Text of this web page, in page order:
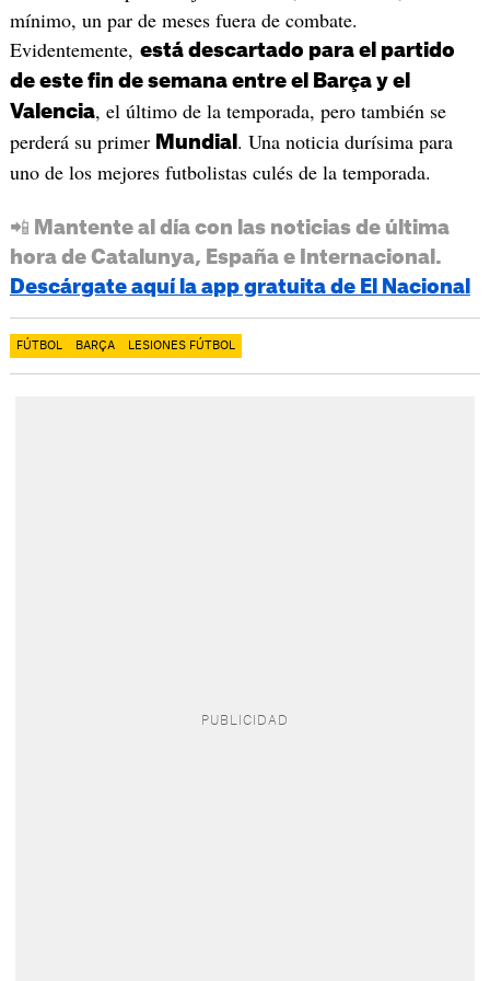
mínimo, un par de meses fuera de combate.
Evidentemente, está descartado para el partido
de este fin de semana entre el Barça y el
Valencia, el último de la temporada, pero también se
perderá su primer Mundial . Una noticia durísima para
uno de los mejores futbolistas culés de la temporada.
📲 Mantente al día con las noticias de última
hora de Catalunya, España e Internacional.
Descárgate aquí la app gratuita de El Nacional
FÚTBOL BARÇA LESIONES FÚTBOL